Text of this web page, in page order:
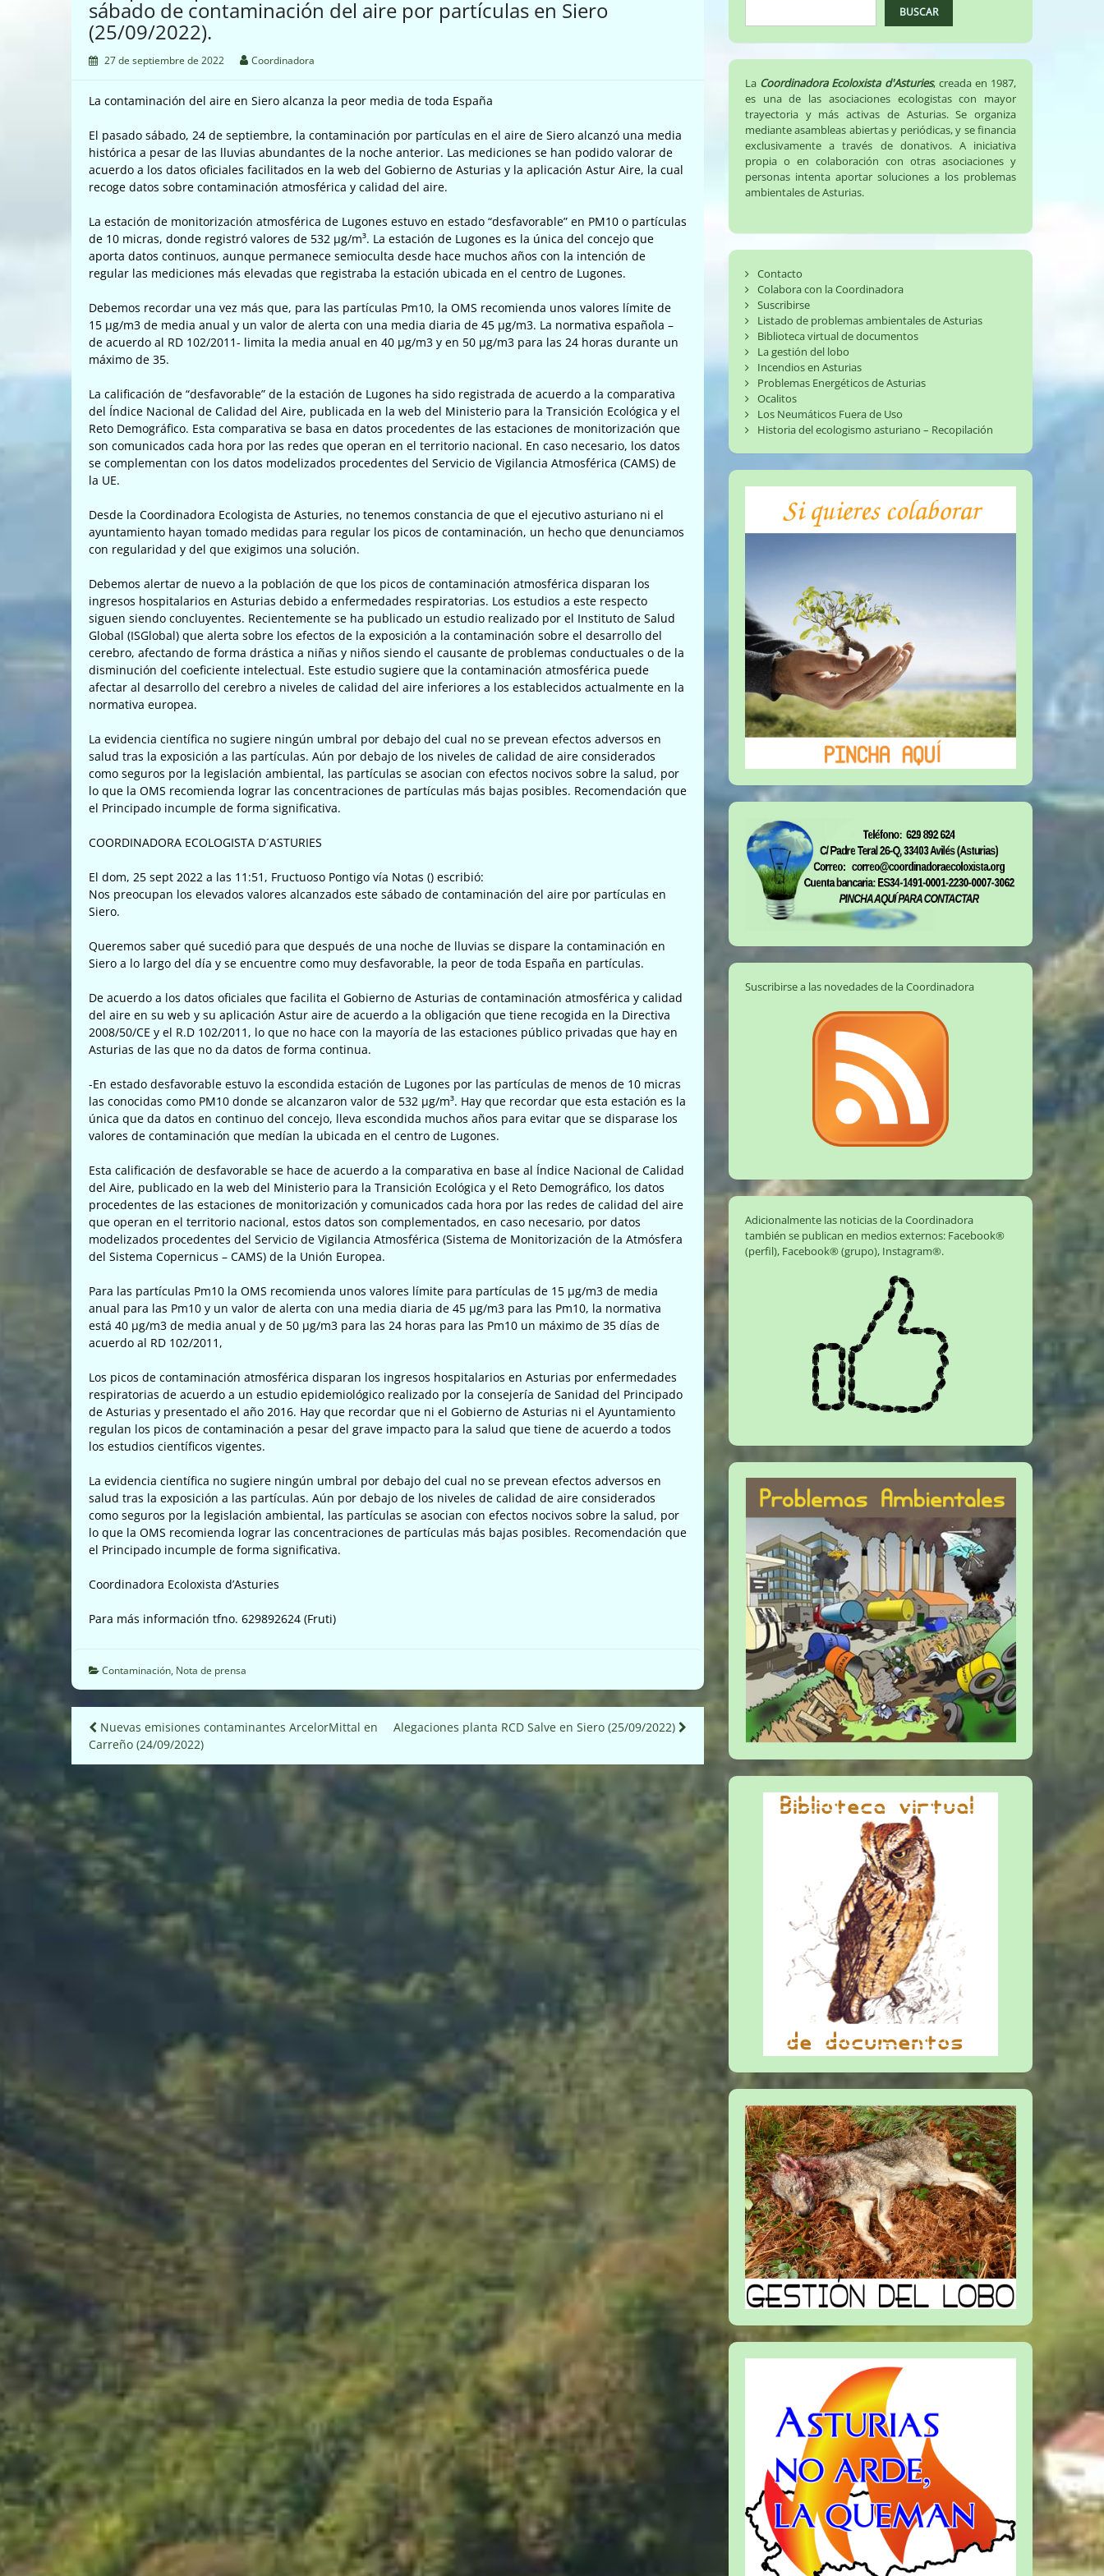
sábado de contaminación del aire por partículas en Siero
(25/09/2022).
27 de septiembre de 2022 Coordinadora
La contaminación del aire en Siero alcanza la peor media de toda España
El pasado sábado, 24 de septiembre, la contaminación por partículas en el aire de Siero alcanzó una media
histórica a pesar de las lluvias abundantes de la noche anterior. Las mediciones se han podido valorar de
acuerdo a los datos oficiales facilitados en la web del Gobierno de Asturias y la aplicación Astur Aire, la cual
recoge datos sobre contaminación atmosférica y calidad del aire.
La estación de monitorización atmosférica de Lugones estuvo en estado “desfavorable” en PM10 o partículas
de 10 micras, donde registró valores de 532 µg/m³. La estación de Lugones es la única del concejo que
aporta datos continuos, aunque permanece semioculta desde hace muchos años con la intención de
regular las mediciones más elevadas que registraba la estación ubicada en el centro de Lugones.
Debemos recordar una vez más que, para las partículas Pm10, la OMS recomienda unos valores límite de
15 µg/m3 de media anual y un valor de alerta con una media diaria de 45 µg/m3. La normativa española –
de acuerdo al RD 102/2011- limita la media anual en 40 µg/m3 y en 50 µg/m3 para las 24 horas durante un
máximo de 35.
La calificación de “desfavorable” de la estación de Lugones ha sido registrada de acuerdo a la comparativa
del Índice Nacional de Calidad del Aire, publicada en la web del Ministerio para la Transición Ecológica y el
Reto Demográfico. Esta comparativa se basa en datos procedentes de las estaciones de monitorización que
son comunicados cada hora por las redes que operan en el territorio nacional. En caso necesario, los datos
se complementan con los datos modelizados procedentes del Servicio de Vigilancia Atmosférica (CAMS) de
la UE.
Desde la Coordinadora Ecologista de Asturies, no tenemos constancia de que el ejecutivo asturiano ni el
ayuntamiento hayan tomado medidas para regular los picos de contaminación, un hecho que denunciamos
con regularidad y del que exigimos una solución.
Debemos alertar de nuevo a la población de que los picos de contaminación atmosférica disparan los
ingresos hospitalarios en Asturias debido a enfermedades respiratorias. Los estudios a este respecto
siguen siendo concluyentes. Recientemente se ha publicado un estudio realizado por el Instituto de Salud
Global (ISGlobal) que alerta sobre los efectos de la exposición a la contaminación sobre el desarrollo del
cerebro, afectando de forma drástica a niñas y niños siendo el causante de problemas conductuales o de la
disminución del coeficiente intelectual. Este estudio sugiere que la contaminación atmosférica puede
afectar al desarrollo del cerebro a niveles de calidad del aire inferiores a los establecidos actualmente en la
normativa europea.
La evidencia científica no sugiere ningún umbral por debajo del cual no se prevean efectos adversos en
salud tras la exposición a las partículas. Aún por debajo de los niveles de calidad de aire considerados
como seguros por la legislación ambiental, las partículas se asocian con efectos nocivos sobre la salud, por
lo que la OMS recomienda lograr las concentraciones de partículas más bajas posibles. Recomendación que
el Principado incumple de forma significativa.
COORDINADORA ECOLOGISTA D´ASTURIES
El dom, 25 sept 2022 a las 11:51, Fructuoso Pontigo vía Notas () escribió:
Nos preocupan los elevados valores alcanzados este sábado de contaminación del aire por partículas en
Siero.
Queremos saber qué sucedió para que después de una noche de lluvias se dispare la contaminación en
Siero a lo largo del día y se encuentre como muy desfavorable, la peor de toda España en partículas.
De acuerdo a los datos oficiales que facilita el Gobierno de Asturias de contaminación atmosférica y calidad
del aire en su web y su aplicación Astur aire de acuerdo a la obligación que tiene recogida en la Directiva
2008/50/CE y el R.D 102/2011, lo que no hace con la mayoría de las estaciones público privadas que hay en
Asturias de las que no da datos de forma continua.
-En estado desfavorable estuvo la escondida estación de Lugones por las partículas de menos de 10 micras
las conocidas como PM10 donde se alcanzaron valor de 532 µg/m³. Hay que recordar que esta estación es la
única que da datos en continuo del concejo, lleva escondida muchos años para evitar que se disparase los
valores de contaminación que medían la ubicada en el centro de Lugones.
Esta calificación de desfavorable se hace de acuerdo a la comparativa en base al Índice Nacional de Calidad
del Aire, publicado en la web del Ministerio para la Transición Ecológica y el Reto Demográfico, los datos
procedentes de las estaciones de monitorización y comunicados cada hora por las redes de calidad del aire
que operan en el territorio nacional, estos datos son complementados, en caso necesario, por datos
modelizados procedentes del Servicio de Vigilancia Atmosférica (Sistema de Monitorización de la Atmósfera
del Sistema Copernicus – CAMS) de la Unión Europea.
Para las partículas Pm10 la OMS recomienda unos valores límite para partículas de 15 µg/m3 de media
anual para las Pm10 y un valor de alerta con una media diaria de 45 µg/m3 para las Pm10, la normativa
está 40 µg/m3 de media anual y de 50 µg/m3 para las 24 horas para las Pm10 un máximo de 35 días de
acuerdo al RD 102/2011,
Los picos de contaminación atmosférica disparan los ingresos hospitalarios en Asturias por enfermedades
respiratorias de acuerdo a un estudio epidemiológico realizado por la consejería de Sanidad del Principado
de Asturias y presentado el año 2016. Hay que recordar que ni el Gobierno de Asturias ni el Ayuntamiento
regulan los picos de contaminación a pesar del grave impacto para la salud que tiene de acuerdo a todos
los estudios científicos vigentes.
La evidencia científica no sugiere ningún umbral por debajo del cual no se prevean efectos adversos en
salud tras la exposición a las partículas. Aún por debajo de los niveles de calidad de aire considerados
como seguros por la legislación ambiental, las partículas se asocian con efectos nocivos sobre la salud, por
lo que la OMS recomienda lograr las concentraciones de partículas más bajas posibles. Recomendación que
el Principado incumple de forma significativa.
Coordinadora Ecoloxista d’Asturies
Para más información tfno. 629892624 (Fruti)
Contaminación, Nota de prensa
Navegación
de
entradas
Nuevas emisiones contaminantes ArcelorMittal en
Carreño (24/09/2022)
Alegaciones planta RCD Salve en Siero (25/09/2022)
BUSCAR
La Coordinadora Ecoloxista d'Asturies, creada en 1987,
es una de las asociaciones ecologistas con mayor
trayectoria y más activas de Asturias. Se organiza
mediante asambleas abiertas y periódicas, y se financia
exclusivamente a través de donativos. A iniciativa
propia o en colaboración con otras asociaciones y
personas intenta aportar soluciones a los problemas
ambientales de Asturias.
Contacto
Colabora con la Coordinadora
Suscribirse
Listado de problemas ambientales de Asturias
Biblioteca virtual de documentos
La gestión del lobo
Incendios en Asturias
Problemas Energéticos de Asturias
Ocalitos
Los Neumáticos Fuera de Uso
Historia del ecologismo asturiano – Recopilación
Suscribirse a las novedades de la Coordinadora
Adicionalmente las noticias de la Coordinadora
también se publican en medios externos: Facebook®
(perfil), Facebook® (grupo), Instagram®.